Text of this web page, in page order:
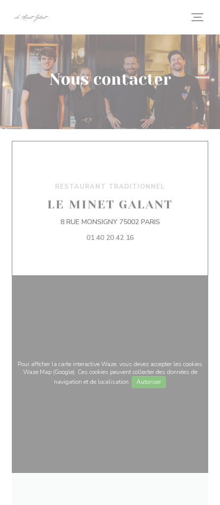
Nous contacter
RESTAURANT TRADITIONNEL
LE MINET GALANT
8 RUE MONSIGNY 75002 PARIS((ouvre une
01 40 20 42 16
Pour afficher la carte interactive Waze, vous devez accepter les cookies
Waze Map (Google). Ces cookies peuvent collecter des données de
navigation et de localisation.
Autoriser